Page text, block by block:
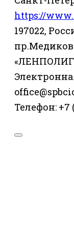
https://
197022,
пр.Медиков
Телефон: +7